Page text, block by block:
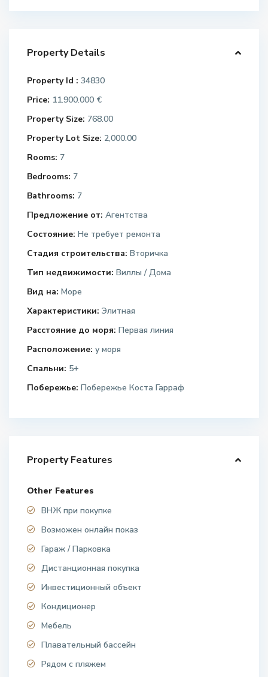
Property Details
Property Id : 34830
Price: 11.900.000 €
Property Size: 768.00
Property Lot Size: 2,000.00
Rooms: 7
Bedrooms: 7
Bathrooms: 7
Предложение от: Агентства
Состояние: Не требует ремонта
Стадия строительства: Вторичка
Тип недвижимости: Виллы / Дома
Вид на: Море
Характеристики: Элитная
Расстояние до моря: Первая линия
Расположение: у моря
Спальни: 5+
Побережье: Побережье Коста Гарраф
Property Features
Other Features
ВНЖ при покупке
Возможен онлайн показ
Гараж / Парковка
Дистанционная покупка
Инвестиционный объект
Кондиционер
Мебель
Плавательный бассейн
Рядом с пляжем